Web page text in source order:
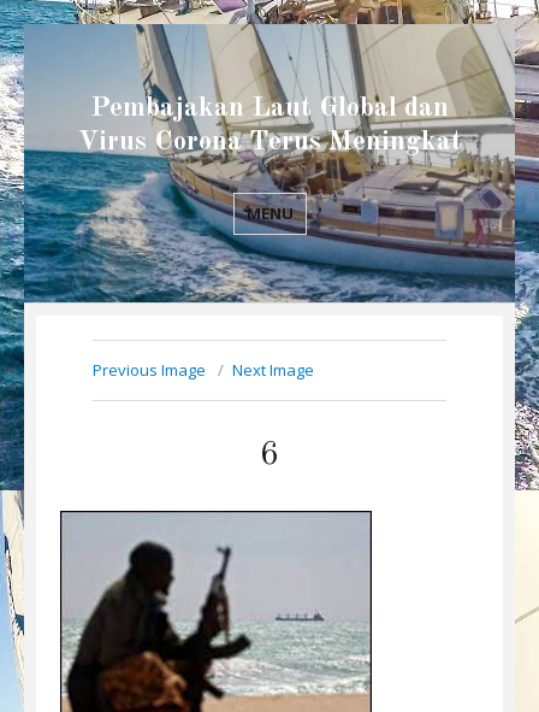
Pembajakan Laut Global dan
Virus Corona Terus Meningkat
MENU
Previous Image Next Image
6